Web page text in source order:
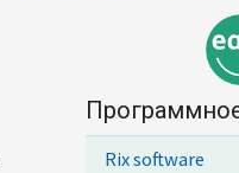
Rix software